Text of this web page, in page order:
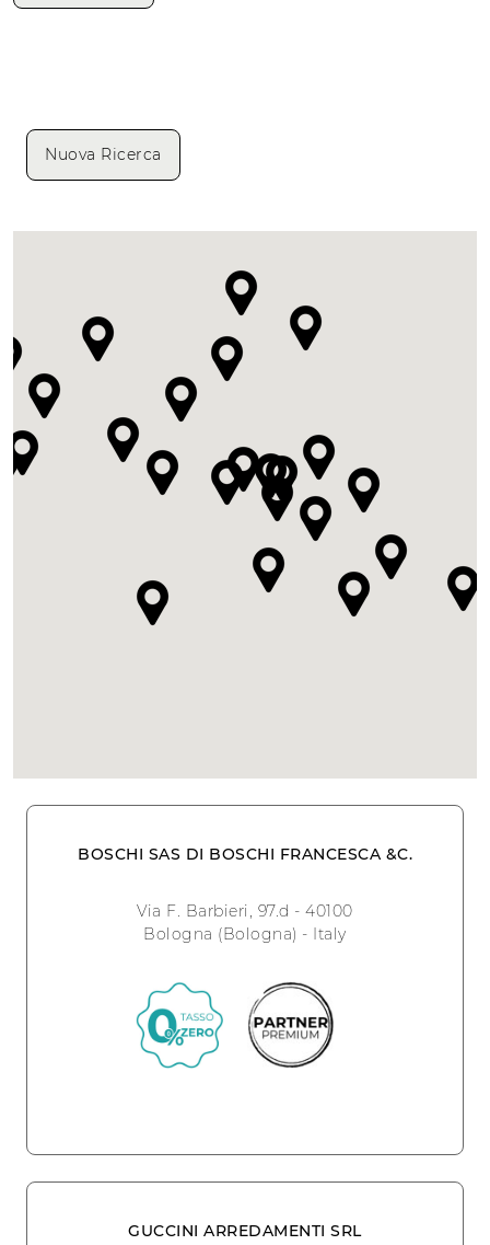
Nuova Ricerca
BOSCHI SAS DI BOSCHI FRANCESCA &C.
Via F. Barbieri, 97.d - 40100
Bologna (Bologna) - Italy
GUCCINI ARREDAMENTI SRL